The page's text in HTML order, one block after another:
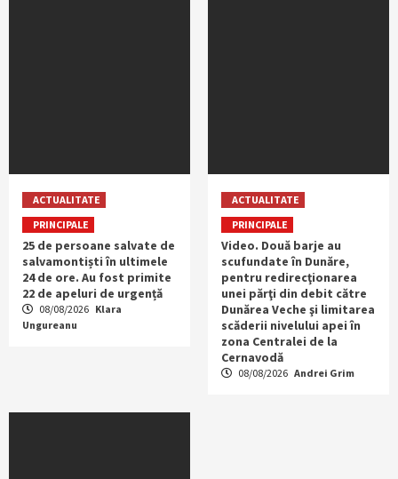
ACTUALITATE
PRINCIPALE
25 de persoane salvate de
salvamontiști în ultimele
24 de ore. Au fost primite
22 de apeluri de urgență
08/08/2026 Klara
Ungureanu
ACTUALITATE
PRINCIPALE
Video. Două barje au
scufundate în Dunăre,
pentru redirecţionarea
unei părţi din debit către
Dunărea Veche şi limitarea
scăderii nivelului apei în
zona Centralei de la
Cernavodă
08/08/2026 Andrei Grim